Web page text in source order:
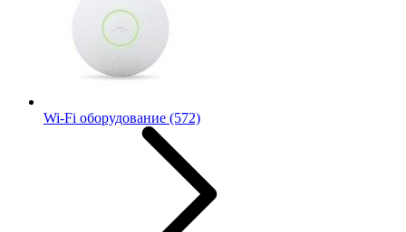
Wi-Fi оборудование (572)